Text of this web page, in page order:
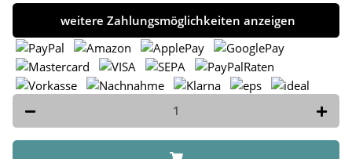
weitere Zahlungsmöglichkeiten anzeigen